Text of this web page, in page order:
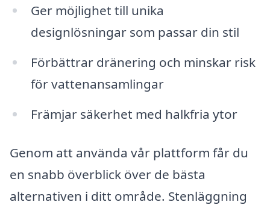
Ger möjlighet till unika
designlösningar som passar din stil
Förbättrar dränering och minskar risk
för vattenansamlingar
Främjar säkerhet med halkfria ytor
Genom att använda vår plattform får du
en snabb överblick över de bästa
alternativen i ditt område. Stenläggning